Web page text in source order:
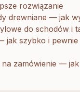
rozwiązanie
drewniane — jak
do schodów i
jak szybko i pewnie
zamówienie —